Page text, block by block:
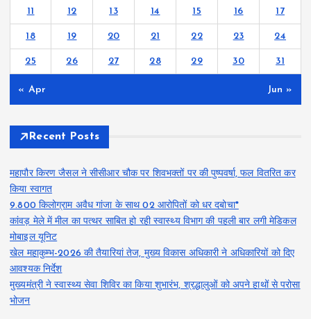
11 12 13 14 15 16 17
18 19 20 21 22 23 24
25 26 27 28 29 30 31
« Apr Jun »
Recent Posts
महापौर किरण जैसल ने सीसीआर चौक पर शिवभक्तों पर की पुष्पवर्षा, फल वितरित कर
किया स्वागत
9.800 किलोग्राम अवैध गांजा के साथ 02 आरोपितों को धर दबोचा*
कांवड़ मेले में मील का पत्थर साबित हो रही स्वास्थ्य विभाग की पहली बार लगी मेडिकल
मोबाइल यूनिट
खेल महाकुम्भ-2026 की तैयारियां तेज, मुख्य विकास अधिकारी ने अधिकारियों को दिए
आवश्यक निर्देश
मुख्यमंत्री ने स्वास्थ्य सेवा शिविर का किया शुभारंभ, श्रद्धालुओं को अपने हाथों से परोसा
भोजन